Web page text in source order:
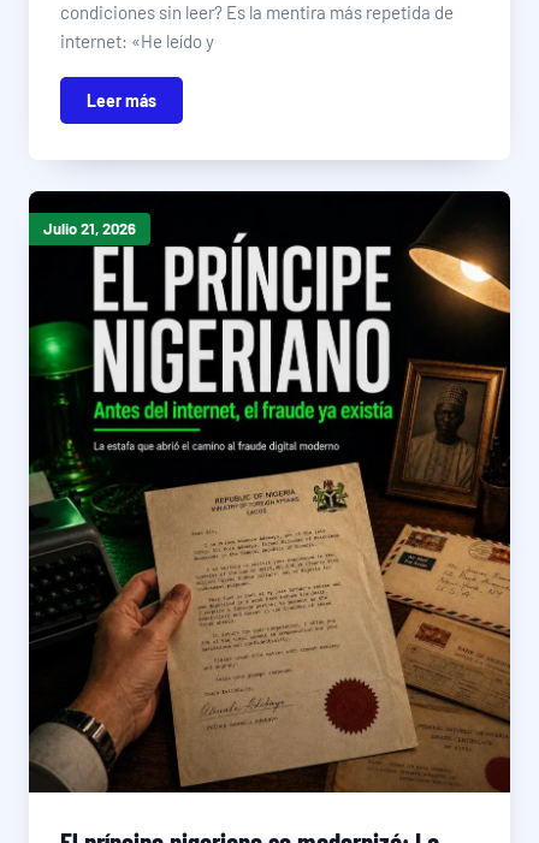
condiciones sin leer? Es la mentira más repetida de
internet: «He leído y
Leer más
Julio 21, 2026